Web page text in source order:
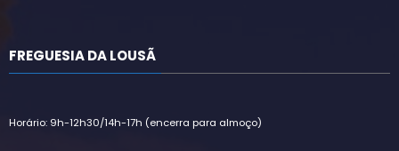
FREGUESIA DA LOUSÃ
Horário: 9h-12h30/14h-17h (encerra para almoço)